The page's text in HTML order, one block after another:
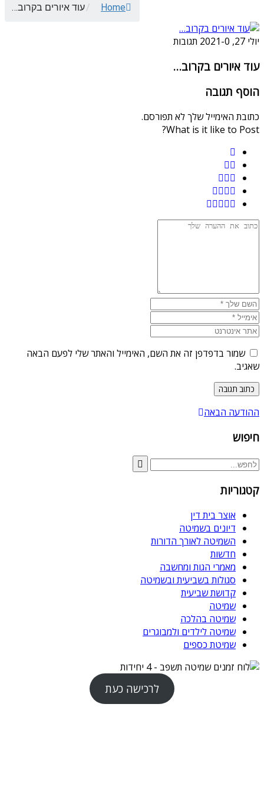
Home
/עוד איורים בקרוב…
יולי 27, 2021 -0 תגובות
עוד איורים בקרוב…
הוסף תגובה
כתובת האימייל שלך לא תפורסם.
What is it like to Post?
שמור בדפדפן זה את השם, האימייל והאתר שלי לפעם הבאה
שאגיב.
ההודעה הבאה
חיפוש
קטגוריות
אוצר בית דין
דיונים בשמיטה
השמיטה לאורך הדורות
חדשות
מאמרי הגות ומחשבה
סגולות בשביעית ובשמיטה
קדושת שביעית
שמיטה
שמיטה בהלכה
שמיטה לילדים ולמבוגרים
שמיטת כספים
לרכישה כעת